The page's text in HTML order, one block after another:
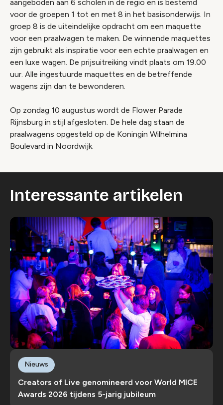
aangeboden aan 6 scholen in de regio en is bestemd
voor de groepen 1 tot en met 8 in het basisonderwijs. In
groep 8 is de uiteindelijke opdracht om een maquette
voor een praalwagen te maken. De winnende maquettes
zijn gebruikt als inspiratie voor een echte praalwagen en
een luxe wagen. De prijsuitreiking vindt plaats om 19.00
uur. Alle ingestuurde maquettes en de betreffende
wagens zijn dan te bewonderen.
Op zondag 10 augustus wordt de Flower Parade
Rijnsburg in stijl afgesloten. De hele dag staan de
praalwagens opgesteld op de Koningin Wilhelmina
Boulevard in Noordwijk.
Interessante artikelen
Creators of Live genomineerd voor World MICE
Awards 2026 tijdens 5-jarig jubileum
Nieuws